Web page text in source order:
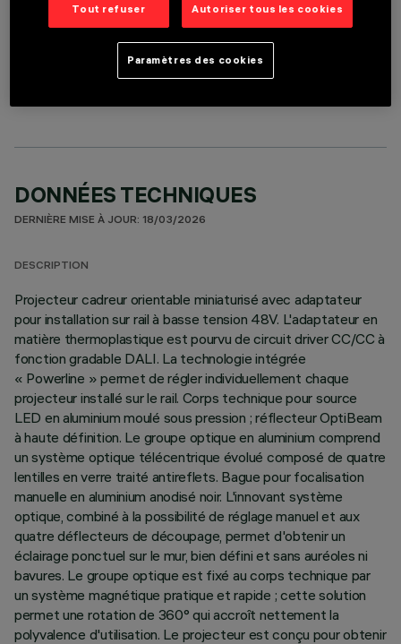
COMPOSANTS OPTIONNELS
DONNÉES TECHNIQUES
DERNIÈRE MISE À JOUR: 18/03/2026
DESCRIPTION
Projecteur cadreur orientable miniaturisé avec adaptateur
pour installation sur rail à basse tension 48V. L'adaptateur en
matière thermoplastique est pourvu de circuit driver CC/CC à
fonction gradable DALI. La technologie intégrée
« Powerline » permet de régler individuellement chaque
projecteur installé sur le rail. Corps technique pour source
LED en aluminium moulé sous pression ; réflecteur OptiBeam
à haute définition. Le groupe optique en aluminium comprend
un système optique télécentrique évolué composé de quatre
lentilles en verre traité antireflets. Bague pour focalisation
manuelle en aluminium anodisé noir. L'innovant système
optique, combiné à la possibilité de réglage manuel et aux
quatre déflecteurs de découpage, permet d'obtenir un
éclairage ponctuel sur le mur, bien défini et sans auréoles ni
bavures. Le groupe optique est fixé au corps technique par
un système magnétique pratique et rapide ; cette solution
permet une rotation de 360° qui accroît nettement la
polyvalence d'utilisation. Le projecteur est conçu pour obtenir
Tout refuser Autoriser tous les cookies
Paramètres des cookies